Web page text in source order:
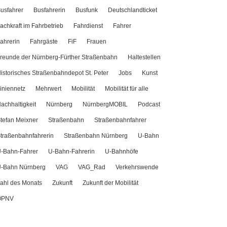
Busfahrerin Busfunk Deutschlandticket
im Fahrbetrieb Fahrdienst Fahrer
Fahrgäste FiF Frauen
der Nürnberg-Fürther Straßenbahn Haltestellen
Straßenbahndepot St. Peter Jobs Kunst
Mehrwert Mobilität Mobilität für alle
Nürnberg NürnbergMOBIL Podcast
Meixner Straßenbahn Straßenbahnfahrer
Straßenbahn Nürnberg U-Bahn
Bahn-Fahrer U-Bahn-Fahrerin U-Bahnhöfe
Bahn Nürnberg VAG VAG_Rad Verkehrswende
des Monats Zukunft Zukunft der Mobilität